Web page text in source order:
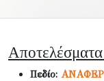
Πεδίο: